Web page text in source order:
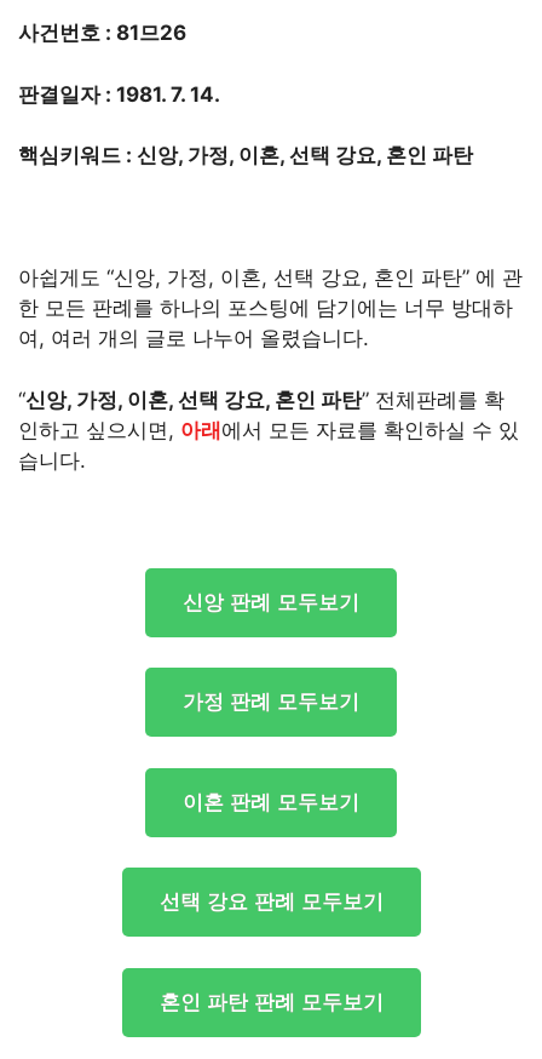
사건번호 : 81므26
판결일자 : 1981. 7. 14.
핵심키워드 : 신앙, 가정, 이혼, 선택 강요, 혼인 파탄
아쉽게도 “신앙, 가정, 이혼, 선택 강요, 혼인 파탄” 에 관
한 모든 판례를 하나의 포스팅에 담기에는 너무 방대하
여, 여러 개의 글로 나누어 올렸습니다.
“신앙, 가정, 이혼, 선택 강요, 혼인 파탄” 전체판례를 확
인하고 싶으시면, 아래에서 모든 자료를 확인하실 수 있
습니다.
신앙 판례 모두보기
가정 판례 모두보기
이혼 판례 모두보기
선택 강요 판례 모두보기
혼인 파탄 판례 모두보기